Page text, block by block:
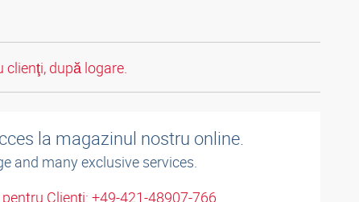
după logare.
la magazinul nostru online.
and many exclusive services.
Clienţi: +49-421-48907-766